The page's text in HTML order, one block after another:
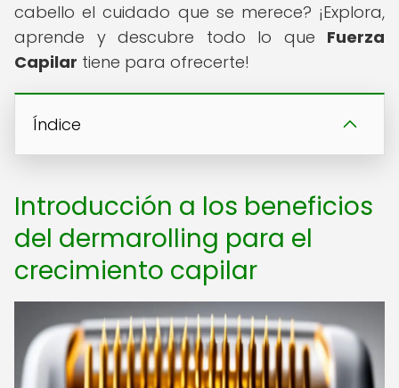
cabello el cuidado que se merece? ¡Explora,
aprende y descubre todo lo que Fuerza
Capilar tiene para ofrecerte!
Índice
Introducción a los beneficios
del dermarolling para el
crecimiento capilar